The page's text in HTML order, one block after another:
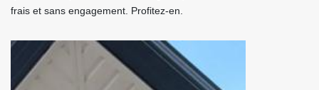
frais et sans engagement. Profitez-en.